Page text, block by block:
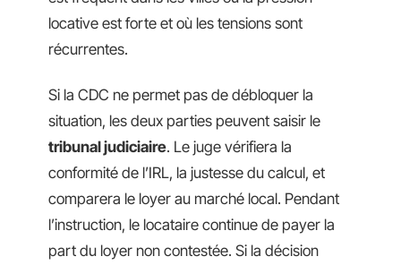
locative est forte et où les tensions sont
récurrentes.
Si la CDC ne permet pas de débloquer la
situation, les deux parties peuvent saisir le
tribunal judiciaire. Le juge vérifiera la
conformité de l’IRL, la justesse du calcul, et
comparera le loyer au marché local. Pendant
l’instruction, le locataire continue de payer la
part du loyer non contestée. Si la décision